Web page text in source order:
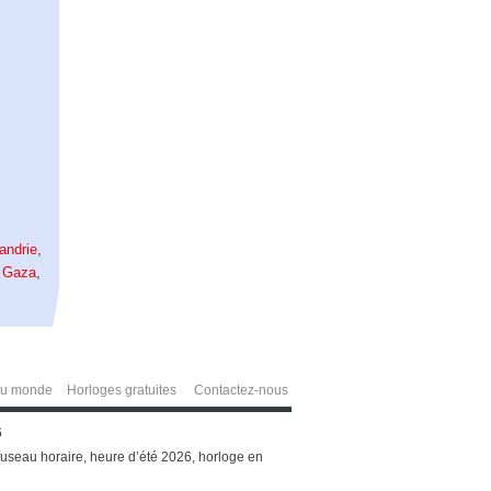
,
Gaza,
monde Horloges gratuites Contactez-nous
horaire, heure d’été 2026, horloge en